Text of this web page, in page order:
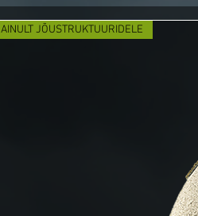
AINULT JÕUSTRUKTUURIDELE